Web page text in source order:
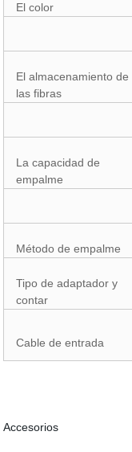
El color
El almacenamiento de
las fibras
La capacidad de
empalme
Método de empalme
Tipo de adaptador y
contar
Cable de entrada
Accesorios